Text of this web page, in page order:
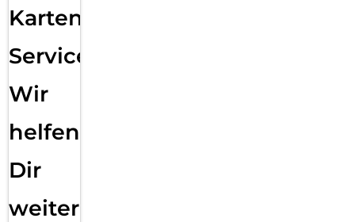
Karten
Service:
Wir
helfen
Dir
weiter